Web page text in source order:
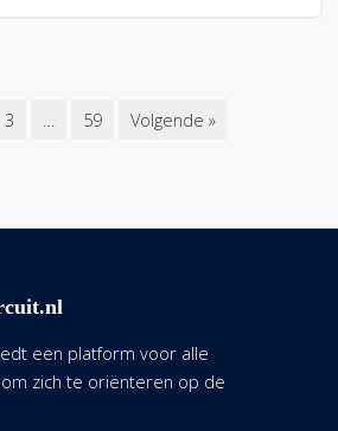
3 … 59 Volgende »
een platform voor alle
zich te oriënteren op de